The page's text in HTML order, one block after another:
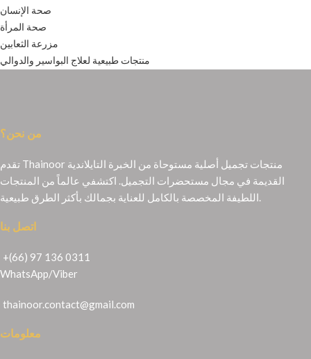
صحة الإنسان
صحة المرأة
مزرعة الثعابين
منتجات طبيعية لعلاج البواسير والدوالي
من نحن؟
تقدم Thainoor منتجات تجميل أصلية مستوحاة من الخبرة التايلاندية
القديمة في مجال مستحضرات التجميل. اكتشفي عالماً من المنتجات
اللطيفة المخصصة بالكامل للعناية بجمالك بأكثر الطرق طبيعية.
اتصل بنا
+(66) 97 136 0311
WhatsApp/Viber
thainoor.contact@gmail.com
معلومات